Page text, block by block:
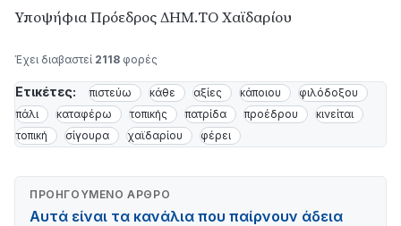
Υποψήφια Πρόεδρος ΔΗΜ.ΤΟ Χαϊδαρίου
Έχει διαβαστεί 2118 φορές
Ετικέτες: πιστεύω κάθε αξίες κάποιου
φιλόδοξου
πάλι
καταφέρω τοπικής πατρίδα προέδρου
κινείται
τοπική
σίγουρα χαϊδαρίου φέρει
ΠΡΟΗΓΟΎΜΕΝΟ ΆΡΘΡΟ
Αυτά είναι τα κανάλια που παίρνουν άδεια